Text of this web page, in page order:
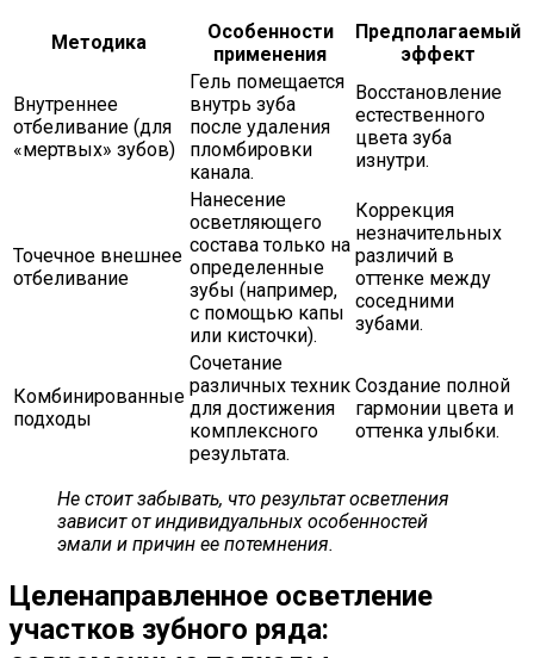
Методика
Особенности
применения
Предполагаемый
эффект
Внутреннее
отбеливание (для
«мертвых» зубов)
Гель помещается
внутрь зуба
после удаления
пломбировки
канала.
Восстановление
естественного
цвета зуба
изнутри.
Точечное внешнее
отбеливание
Нанесение
осветляющего
состава только на
определенные
зубы (например,
с помощью капы
или кисточки).
Коррекция
незначительных
различий в
оттенке между
соседними
зубами.
Комбинированные
подходы
Сочетание
различных техник
для достижения
комплексного
результата.
Создание полной
гармонии цвета и
оттенка улыбки.
Не стоит забывать, что результат осветления
зависит от индивидуальных особенностей
эмали и причин ее потемнения.
Целенаправленное осветление
участков зубного ряда: